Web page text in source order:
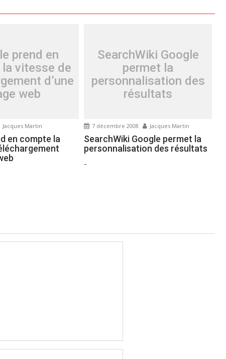
prend en
vitesse de
d’une
web
Jacques Martin
en compte la
SearchWiki Google
permet la
personnalisation des
résultats
7 décembre 2008 Jacques Martin
SearchWiki Google permet la
personnalisation des résultats
-